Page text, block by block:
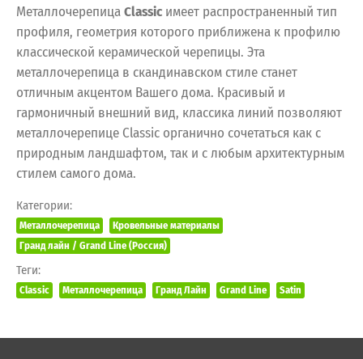
МеталлочерепицаClassic имеет распространенный тип
профиля, геометрия которого приближена к профилю
классической керамической черепицы. Эта
металлочерепица в скандинавском стиле станет
отличным акцентом Вашего дома. Красивый и
гармоничный внешний вид, классика линий позволяют
металлочерепице Classic органично сочетаться как с
природным ландшафтом, так и с любым архитектурным
стилем самого дома.
Категории:
Металлочерепица
Кровельные материалы
Гранд лайн / Grand Line (Россия)
Теги:
Classic Металлочерепица Гранд Лайн Grand Line Satin